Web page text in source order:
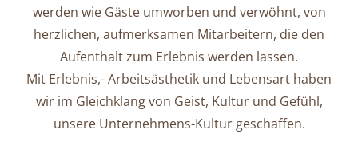
werden wie Gäste umworben und verwöhnt, von
herzlichen, aufmerksamen Mitarbeitern, die den
Aufenthalt zum Erlebnis werden lassen.
Mit Erlebnis,- Arbeitsästhetik und Lebensart haben
wir im Gleichklang von Geist, Kultur und Gefühl,
unsere Unternehmens-Kultur geschaffen.